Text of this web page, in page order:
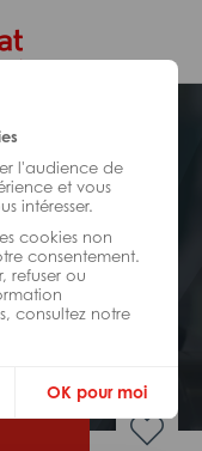
l'audience de
et vous
intéresser.
cookies non
consentement.
refuser ou
consultez notre
OK pour moi
H/F